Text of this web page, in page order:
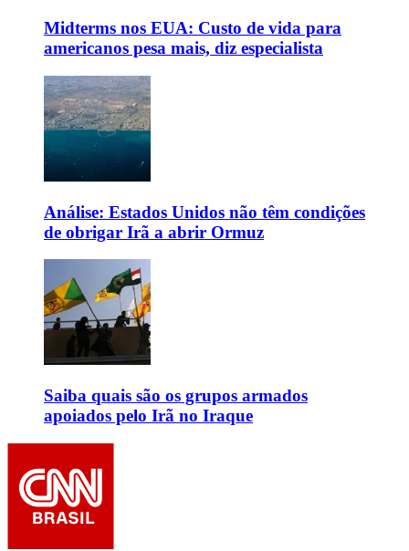
Midterms nos EUA: Custo de vida para
americanos pesa mais, diz especialista
Análise: Estados Unidos não têm condições
de obrigar Irã a abrir Ormuz
Saiba quais são os grupos armados
apoiados pelo Irã no Iraque